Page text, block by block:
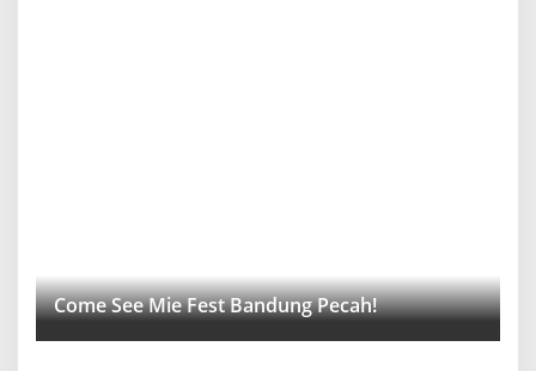
Come See Mie Fest Bandung Pecah!